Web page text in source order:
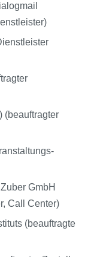
(beauftragter
GmbH
Call Center)
(beauftragte